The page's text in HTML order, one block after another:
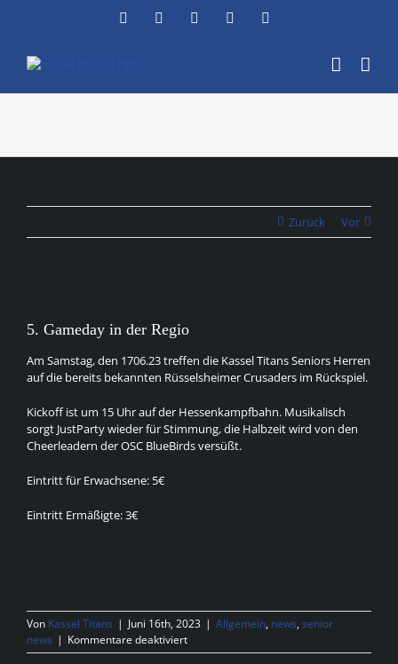
FacebookInstagramYouTubeFlickr
Zurück Vor
Bild
5. Gameday in der Regio
Am Samstag, den 1706.23 treffen die Kassel Titans Seniors Herren
auf die bereits bekannten Rüsselsheimer Crusaders im Rückspiel.
Kickoff ist um 15 Uhr auf der Hessenkampfbahn. Musikalisch
sorgt JustParty wieder für Stimmung, die Halbzeit wird von den
Cheerleadern der OSC BlueBirds versüßt.
Eintritt für Erwachsene: 5€
Eintritt Ermäßigte: 3€
Von Kassel Titans | Juni 16th, 2023 | Allgemein, news, senior
news | Kommentare deaktiviertfür
5.